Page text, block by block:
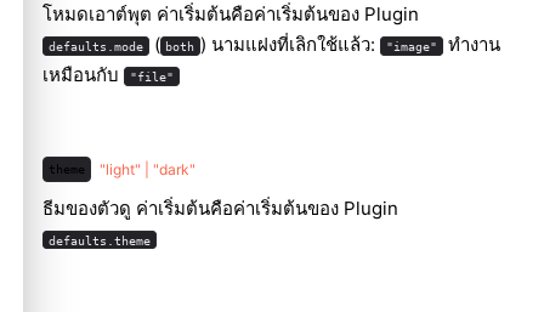
โหมดเอาต์พุต ค่าเริ่มต้นคือค่าเริ่มต้นของ Plugin
defaults.mode ( both ) นามแฝงที่เลิกใช้แล้ว: "image" ทำงาน
เหมือนกับ
"file"
theme "light" | "dark"
ธีมของตัวดู ค่าเริ่มต้นคือค่าเริ่มต้นของ Plugin
defaults.theme